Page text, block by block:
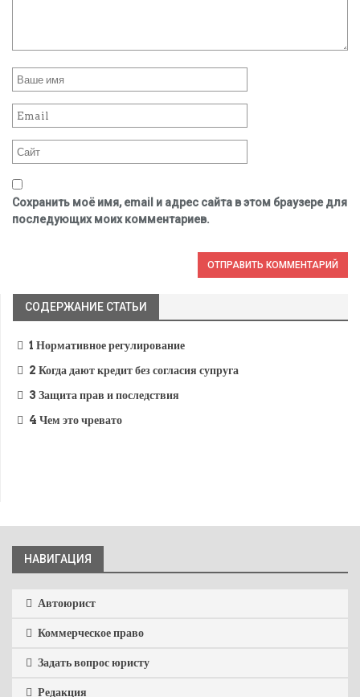
Сохранить моё имя, email и адрес сайта в этом браузере для
последующих моих комментариев.
СОДЕРЖАНИЕ СТАТЬИ
1 Нормативное регулирование
2 Когда дают кредит без согласия супруга
3 Защита прав и последствия
4 Чем это чревато
НАВИГАЦИЯ
Автоюрист
Коммерческое право
Задать вопрос юристу
Редакция